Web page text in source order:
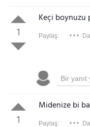
1
Keçi boynuzu
Paylaş:
1
Midenize bi
Paylaş: